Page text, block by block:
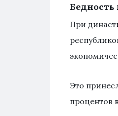
При
Это
процентов